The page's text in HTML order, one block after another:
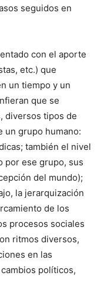
seguidos en
con el aporte
etc.) que
un tiempo y un
que se
diversos tipos de
un grupo humano:
también el nivel
por ese grupo, sus
del mundo);
la jerarquización
de los
procesos sociales
ritmos diversos,
en las
políticos,